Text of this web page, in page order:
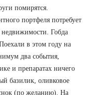
помирятся.
портфеля потребует
недвижимости. Гобда
в этом году на
два события,
и препаратах ничего
базилик, оливковое
(по желанию). На